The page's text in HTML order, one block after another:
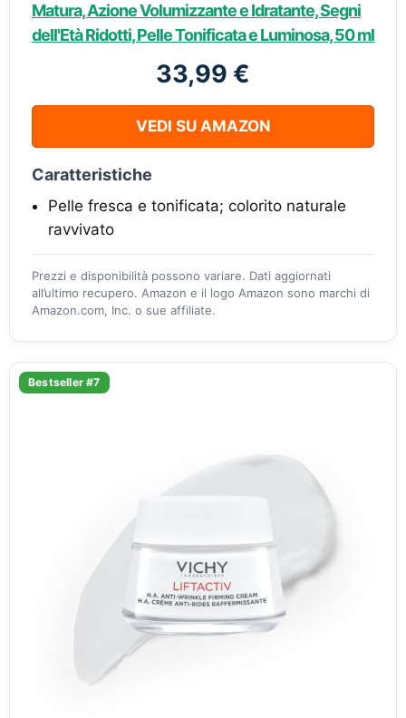
Matura, Azione Volumizzante e Idratante, Segni
dell'Età Ridotti, Pelle Tonificata e Luminosa, 50 ml
33,99 €
VEDI SU AMAZON
Caratteristiche
Pelle fresca e tonificata; colorito naturale
ravvivato
Prezzi e disponibilità possono variare. Dati aggiornati
all’ultimo recupero. Amazon e il logo Amazon sono marchi di
Amazon.com, Inc. o sue affiliate.
Bestseller #7